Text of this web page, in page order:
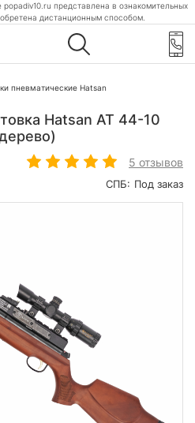
представлена в ознакомительных
дистанционным способом.
пневматические Hatsan
Hatsan AT 44-10
5 отзывов
СПБ: Под заказ